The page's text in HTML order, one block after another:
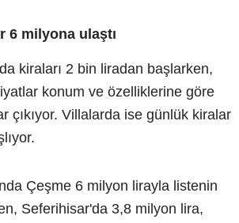
6 milyona ulaştı
kiraları 2 bin liradan başlarken,
konum ve özelliklerine göre
çıkıyor. Villalarda ise günlük kiralar
Çeşme 6 milyon lirayla listenin
Seferihisar'da 3,8 milyon lira,